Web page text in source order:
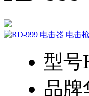
型号
品牌